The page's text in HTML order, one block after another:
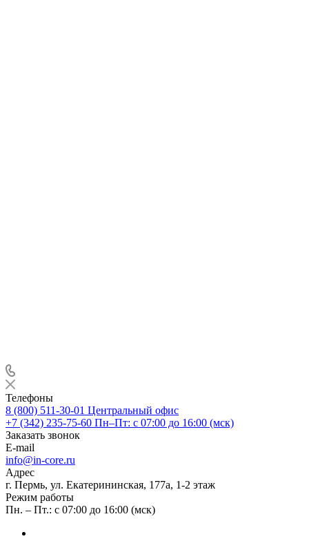
Телефоны
8 (800) 511-30-01 Центральный офис
+7 (342) 235-75-60 Пн–Пт: с 07:00 до 16:00 (мск)
Заказать звонок
E-mail
info@in-core.ru
Адрес
г. Пермь, ул. ​Екатерининская, 177а, ​1-2 этаж
Режим работы
Пн. – Пт.: с 07:00 до 16:00 (мск)